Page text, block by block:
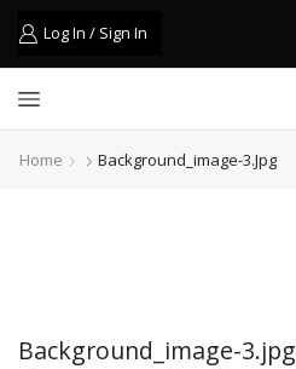
Log In / Sign In
Home Background_image-3.jpg
Background_image-3.jpg